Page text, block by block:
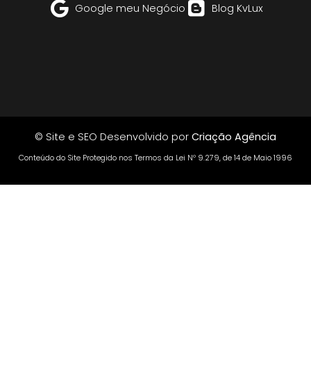
Google meu Negócio Blog KvLux
© Site e SEO Desenvolvido por Criação Agência
Conteúdo do Site Protegido nos Termos da Lei Nº 9.279, de 14 de Maio 1996